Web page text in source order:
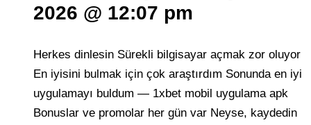
2026 @ 12:07 pm
Herkes dinlesin Sürekli bilgisayar açmak zor oluyor
En iyisini bulmak için çok araştırdım Sonunda en iyi
uygulamayı buldum — 1xbet mobil uygulama apk
Bonuslar ve promolar her gün var Neyse, kaydedin